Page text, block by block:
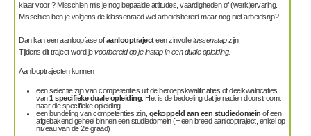
klaar voor ? Misschien mis je nog bepaalde attitudes, vaardigheden of (werk)ervaring.
Misschien ben je volgens de klassenraad wel arbeidsbereid maar nog niet arbeidsrijp?
Dan kan een aanloopfase ofaanlooptrajecteen zinvolletussenstapzijn.
Tijdens dit traject word jevoorbereid op je instap in een duale opleiding.
Aanlooptrajecten kunnen
een selectie zijn van competenties uit de beroepskwalificaties of deelkwalificaties
van1 specifieke duale opleiding . Het is de bedoeling dat je nadien doorstroomt
naar die specifieke opleiding.
een bundeling van competenties zijn, gekoppeld aan een studiedomein of een
afgebakend geheel binnen een studiedomein (= een breed aanlooptraject, enkel op
niveau van de 2e graad)